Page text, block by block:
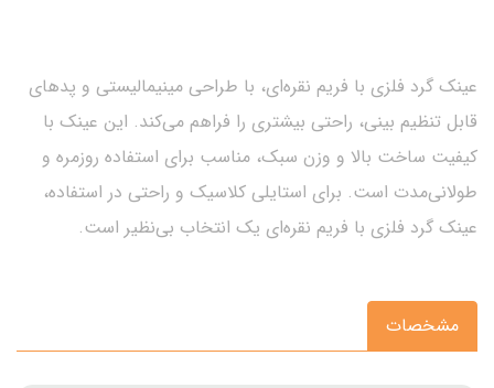
عینک گرد فلزی با فریم نقره‌ای، با طراحی مینیمالیستی و پدهای
قابل تنظیم بینی، راحتی بیشتری را فراهم می‌کند. این عینک با
کیفیت ساخت بالا و وزن سبک، مناسب برای استفاده روزمره و
طولانی‌مدت است. برای استایلی کلاسیک و راحتی در استفاده،
عینک گرد فلزی با فریم نقره‌ای یک انتخاب بی‌نظیر است.
مشخصات